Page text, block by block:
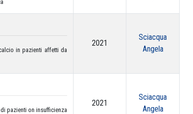
in pazienti affetti da
2021
Sciacqua
Angela
pazienti on insufficienza
2021
Sciacqua
Angela